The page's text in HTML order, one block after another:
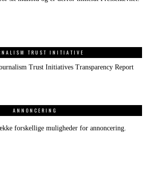
TRUST INITIATIVE
Trust Initiatives Transparency Report
ANNONCERING
forskellige muligheder for annoncering.